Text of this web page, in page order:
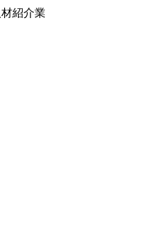
紹介業